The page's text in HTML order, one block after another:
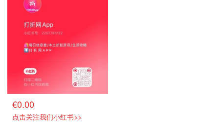
关注我们
€0.00
点击关注我们小红书>>